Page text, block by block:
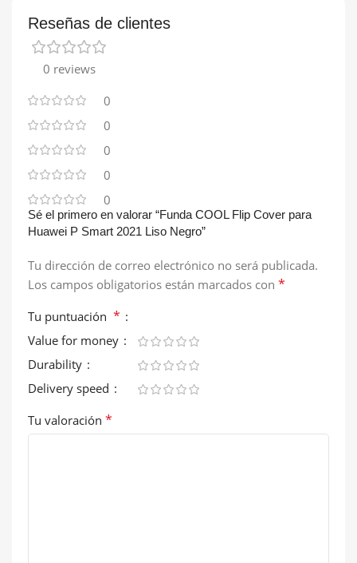
Reseñas de clientes
0 reviews
0
0
0
0
0
Sé el primero en valorar “Funda COOL Flip Cover para
Huawei P Smart 2021 Liso Negro”
Tu dirección de correo electrónico no será publicada.
Los campos obligatorios están marcados con *
Tu puntuación *
Value for money
Durability
Delivery speed
Tu valoración *